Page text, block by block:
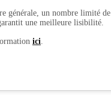
générale, un nombre limité de
une meilleure lisibilité.
ici.